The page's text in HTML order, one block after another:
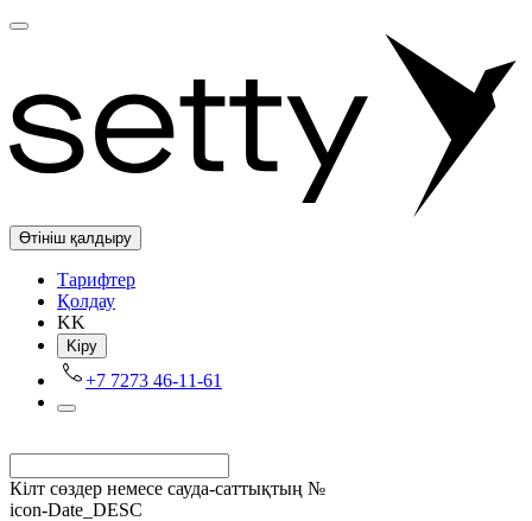
Өтініш қалдыру
Tарифтер
Қолдау
KK
Kіру
+7 7273 46-11-61
Кілт сөздер немесе сауда-саттықтың №
icon-Date_DESC